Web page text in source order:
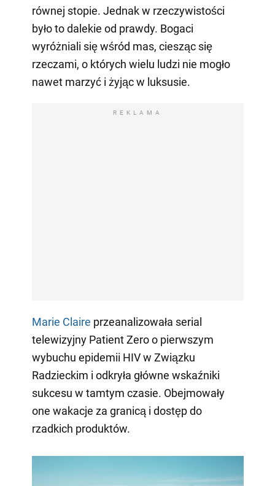
równej stopie. Jednak w rzeczywistości
było to dalekie od prawdy. Bogaci
wyróżniali się wśród mas, ciesząc się
rzeczami, o których wielu ludzi nie mogło
nawet marzyć i żyjąc w luksusie.
REKLAMA
Marie Claire przeanalizowała serial
telewizyjny Patient Zero o pierwszym
wybuchu epidemii HIV w Związku
Radzieckim i odkryła główne wskaźniki
sukcesu w tamtym czasie. Obejmowały
one wakacje za granicą i dostęp do
rzadkich produktów.